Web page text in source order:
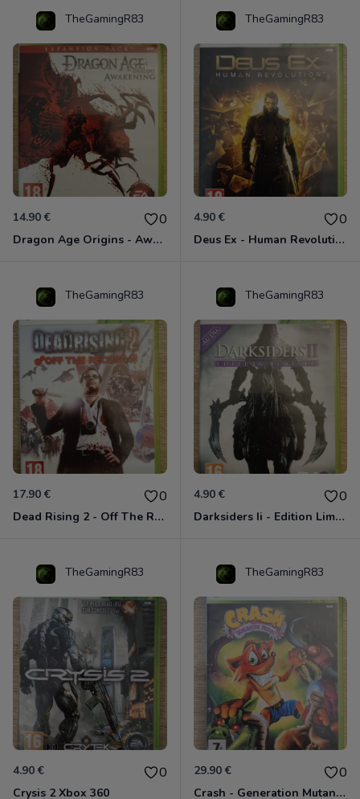
TheGamingR83
14.90 € 0
Dragon Age Origins - Awakening Xbox 360
TheGamingR83
4.90 € 0
Deus Ex - Human Revolution Xbox 360
TheGamingR83
17.90 € 0
Dead Rising 2 - Off The Record Xbox 360
TheGamingR83
4.90 € 0
Darksiders Ii - Edition Limitée Xbox 360
TheGamingR83
4.90 € 0
Crysis 2 Xbox 360
TheGamingR83
29.90 € 0
Crash - Generation Mutant Xbox 360